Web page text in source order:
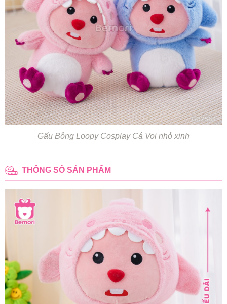
Gấu Bông Loopy Cosplay Cá Voi nhỏ xinh
THÔNG SỐ SẢN PHẨM